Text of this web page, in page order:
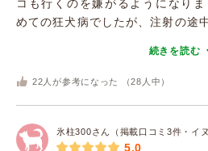
コも行くのを嫌がるようになり
めての狂犬病でしたが、注射の途
続きを読む
22 人が参考になった （28 人中）
氷柱300さん（掲載口コミ3件・イヌ
5.0